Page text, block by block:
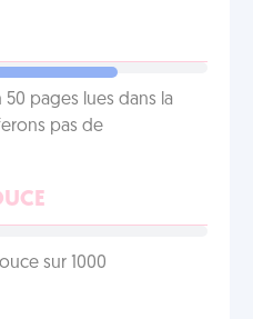
50 pages lues dans la
pas de
sur 1000